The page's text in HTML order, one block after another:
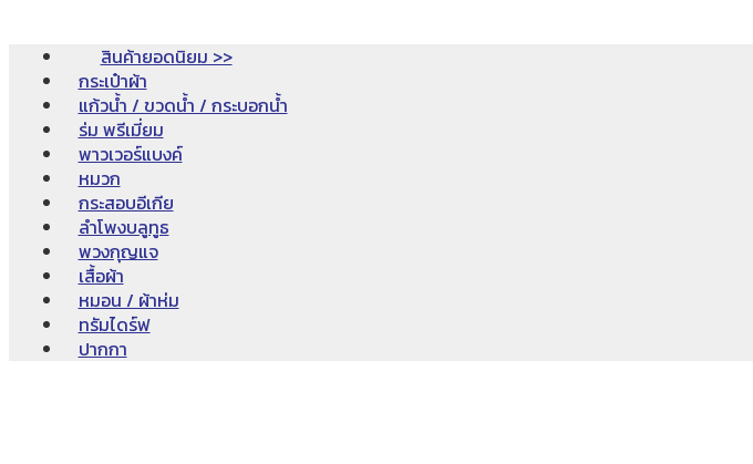
สินค้ายอดนิยม >>
กระเป๋าผ้า
แก้วน้ำ / ขวดน้ำ / กระบอกน้ำ
ร่ม พรีเมี่ยม
พาวเวอร์แบงค์
หมวก
กระสอบอีเกีย
ลำโพงบลูทูธ
พวงกุญแจ
เสื้อผ้า
หมอน / ผ้าห่ม
ทรัมไดร์ฟ
ปากกา